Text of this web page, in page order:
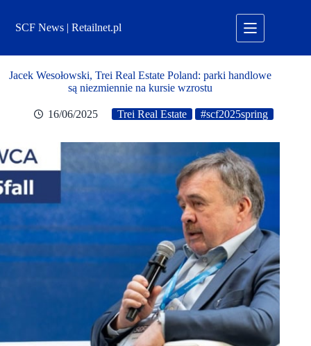
treściSCF News | Retailnet.pl
Jacek Wesołowski, Trei Real Estate Poland: parki handlowe
są niezmiennie na kursie wzrostu
16/06/2025 Trei Real Estate #scf2025spring